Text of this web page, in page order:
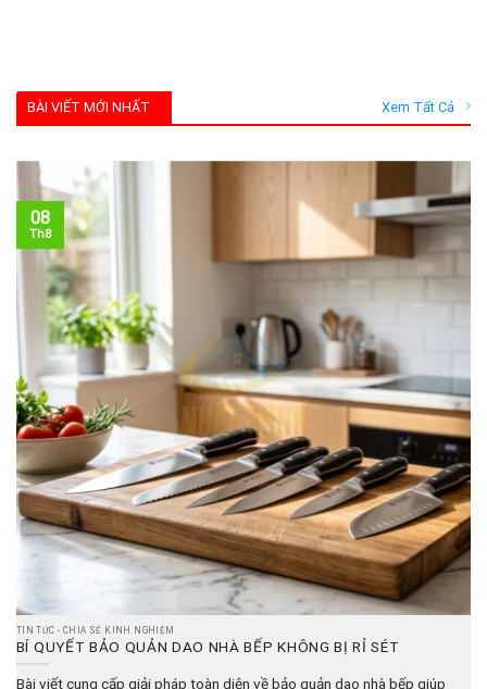
BÀI VIẾT MỚI NHẤT Xem Tất Cả
TIN TỨC - CHIA SẺ KINH NGHIỆM
BÍ QUYẾT BẢO QUẢN DAO NHÀ BẾP KHÔNG BỊ RỈ SÉT
Bài viết cung cấp giải pháp toàn diện về bảo quản dao nhà bếp giúp
08
Th8